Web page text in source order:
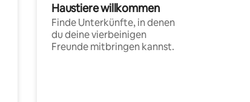
Haustiere willkommen
Finde Unterkünfte, in denen
du deine vierbeinigen
Freunde mitbringen kannst.